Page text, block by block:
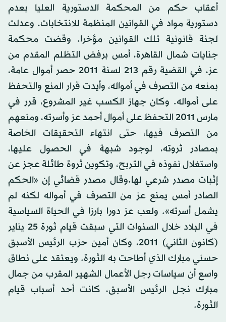
أعقاب حكم من المحكمة الدستورية العليا بعدم
دستورية مواد في القوانين المنظمة للانتخابات. وعدلت
لجنة قانونية تلك القوانين مؤخرا. وقضت محكمة
جنايات شمال القاهرة، أمس برفض التظلم المقدم من
عز، في القضية رقم 213 لسنة 2011 حصر أموال عامة،
بمنعه من التصرف في أمواله، وأيدت قرار المنع والتحفظ
على أمواله. وكان جهاز الكسب غير المشروع، قرر في
مارس 2011 التحفظ على أموال أحمد عز وأسرته، ومنعهم
من التصرف فيها، حتى انتهاء التحقيقات الخاصة
بمصادر ثروته، لوجود شبهة في الحصول عليها،
واستغلال نفوذه في التربح، وتكوين ثروة طائلة عجز عن
إثبات مصدر شرعي لها.وقال مصدر قضائي إن «الحكم
الصادر أمس يمنع عز من التصرف في أمواله لكنه لم
يشمل أسرته». ولعب عز دورا بارزا في الحياة السياسية
في البلاد خلال السنوات التي سبقت قيام ثورة 25 يناير
(كانون الثاني) 2011، وكان أمين حزب الرئيس الأسبق
حسني مبارك الذي أطاحت به الثورة. ويعتقد على نطاق
واسع أن سياسات رجل الأعمال الشهير المقرب من جمال
مبارك نجل الرئيس الأسبق، كانت أحد أسباب قيام
الثورة.